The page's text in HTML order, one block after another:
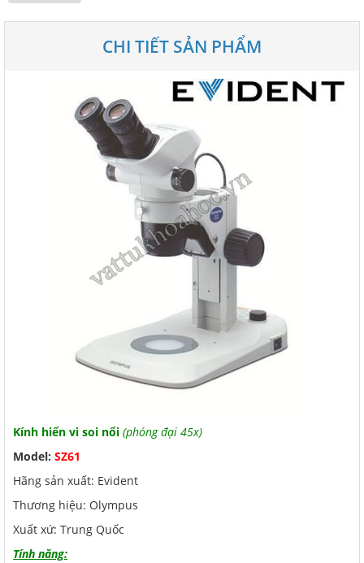
CHI TIẾT SẢN PHẨM
Kính hiển vi soi nổi (phóng đại 45x)
Model: SZ61
Hãng sản xuất: Evident
Thương hiệu: Olympus
Xuất xứ: Trung Quốc
Tính năng: